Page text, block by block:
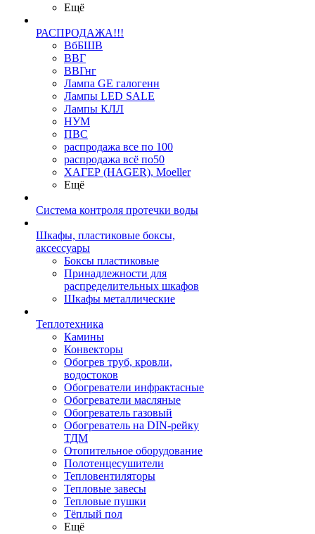
Ещё
РАСПРОДАЖА!!!
ВбБШВ
ВВГ
ВВГнг
Лампа GE галогенн
Лампы LED SALE
Лампы КЛЛ
НУМ
ПВС
распродажа все по 100
распродажа всё по50
ХАГЕР (HAGER), Moeller
Ещё
Система контроля протечки воды
Шкафы, пластиковые боксы,
аксессуары
Боксы пластиковые
Принадлежности для
распределительных шкафов
Шкафы металлические
Теплотехника
Камины
Конвекторы
Обогрев труб, кровли,
водостоков
Обогреватели инфрактасные
Обогреватели масляные
Обогреватель газовый
Обогреватель на DIN-рейку
ТДМ
Отопительное оборудование
Полотенцесушители
Тепловентиляторы
Тепловые завесы
Тепловые пушки
Тёплый пол
Ещё